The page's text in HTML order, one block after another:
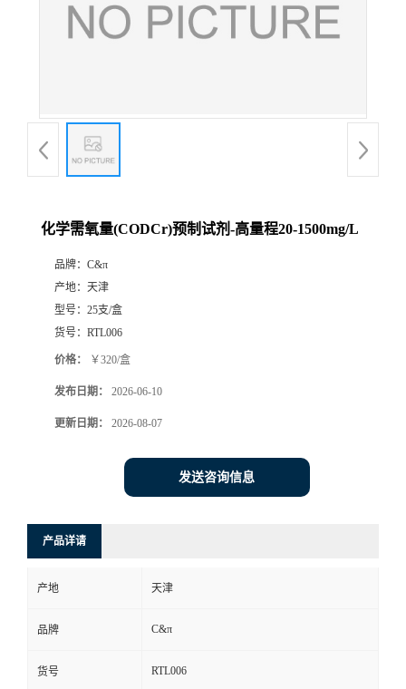
化学需氧量(CODCr)预制试剂-高量程20-1500mg/L
品牌： C&π
产地： 天津
型号： 25支/盒
货号： RTL006
价格： ￥320/盒
发布日期： 2026-06-10
更新日期： 2026-08-07
发送咨询信息
产品详请
产地 天津
品牌 C&π
货号 RTL006